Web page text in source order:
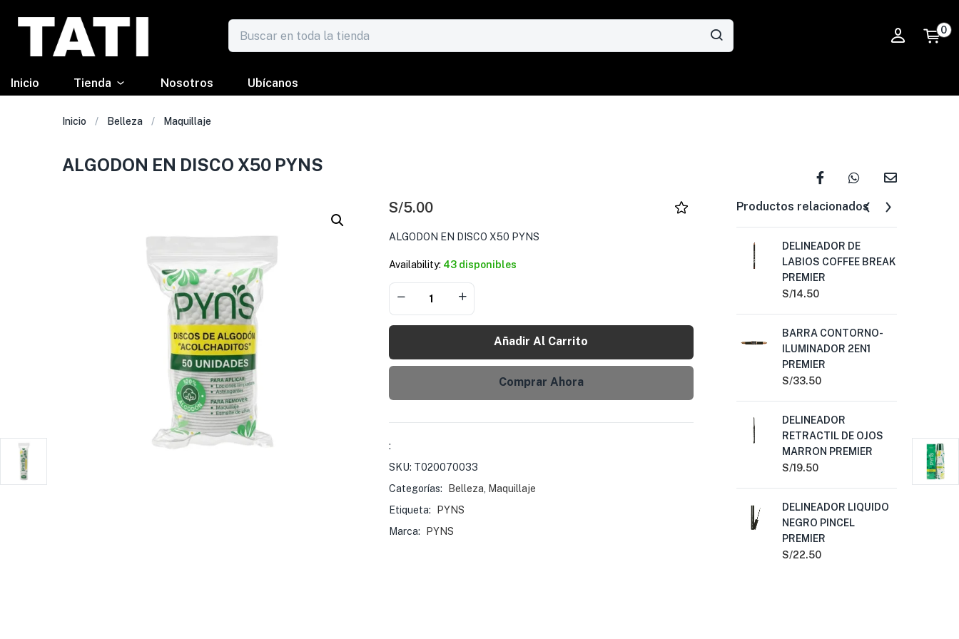
0
Inicio Tienda Nosotros Ubícanos
Inicio Belleza Maquillaje
ALGODON EN DISCO X50 PYNS
S/5.00
ALGODON EN DISCO X50 PYNS
Availability: 43 disponibles
Añadir Al Carrito
Comprar Ahora
:
SKU: T020070033
Categorías:
Belleza
Maquillaje
Etiqueta:
PYNS
Marca:
PYNS
Productos relacionados
DELINEADOR DE
LABIOS COFFEE BREAK
PREMIER
S/14.50
BARRA CONTORNO-
ILUMINADOR 2EN1
PREMIER
S/33.50
DELINEADOR
RETRACTIL DE OJOS
MARRON PREMIER
S/19.50
DELINEADOR LIQUIDO
NEGRO PINCEL
PREMIER
S/22.50
S/